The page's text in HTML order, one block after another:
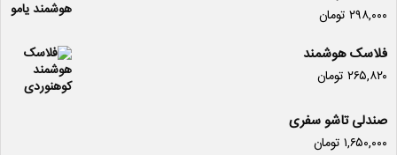
۲۹۸,۰۰۰ تومان
فلاسک هوشمند
۲۶۵,۸۲۰ تومان
صندلی تاشو سفری
۱,۶۵۰,۰۰۰ تومان